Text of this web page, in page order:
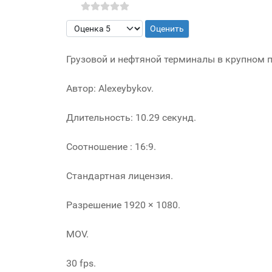
Пожалуйста, оцените
Грузовой и нефтяной терминалы в крупном
Автор: Alexeybykov.
Длительность: 10.29 секунд.
Соотношение : 16:9.
Стандартная лицензия.
Разрешение 1920 × 1080.
MOV.
30 fps.